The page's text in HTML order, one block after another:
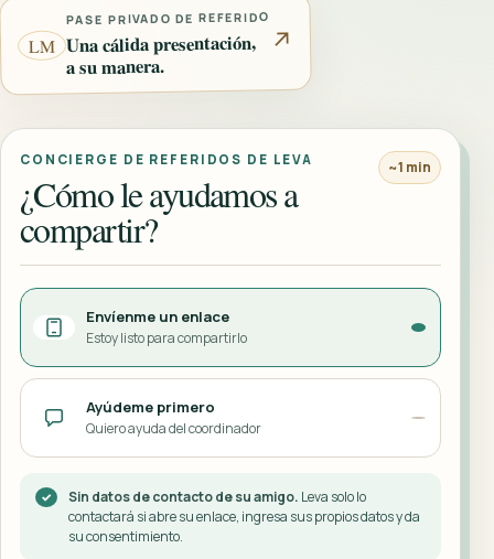
LM
PASE PRIVADO DE REFERIDO
Una cálida presentación,
a su manera.
↗
CONCIERGE DE REFERIDOS DE LEVA
¿Cómo le ayudamos a
compartir?
~1 min
Envíenme un enlace
Estoy listo para compartirlo
Ayúdeme primero
Quiero ayuda del coordinador
✓ Sin datos de contacto de su amigo. Leva solo lo
contactará si abre su enlace, ingresa sus propios datos y da
su consentimiento.